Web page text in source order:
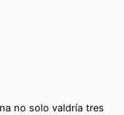
no solo valdría tres